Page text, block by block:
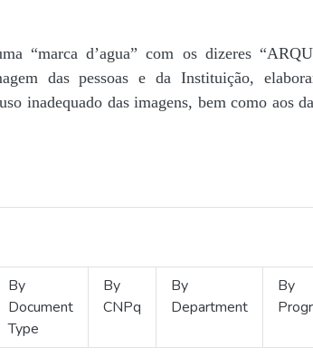
“marca d’agua” com os dizeres
das pessoas e da Instituição,
inadequado das imagens, bem como aos
By
Document
Type
By
CNPq
By
Department
By